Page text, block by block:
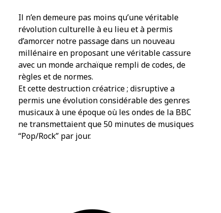
Il n’en demeure pas moins qu’une véritable
révolution culturelle à eu lieu et à permis
d’amorcer notre passage dans un nouveau
millénaire en proposant une véritable cassure
avec un monde archaïque rempli de codes, de
règles et de normes.
Et cette destruction créatrice ; disruptive a
permis une évolution considérable des genres
musicaux à une époque où les ondes de la BBC
ne transmettaient que 50 minutes de musiques
“Pop/Rock” par jour.